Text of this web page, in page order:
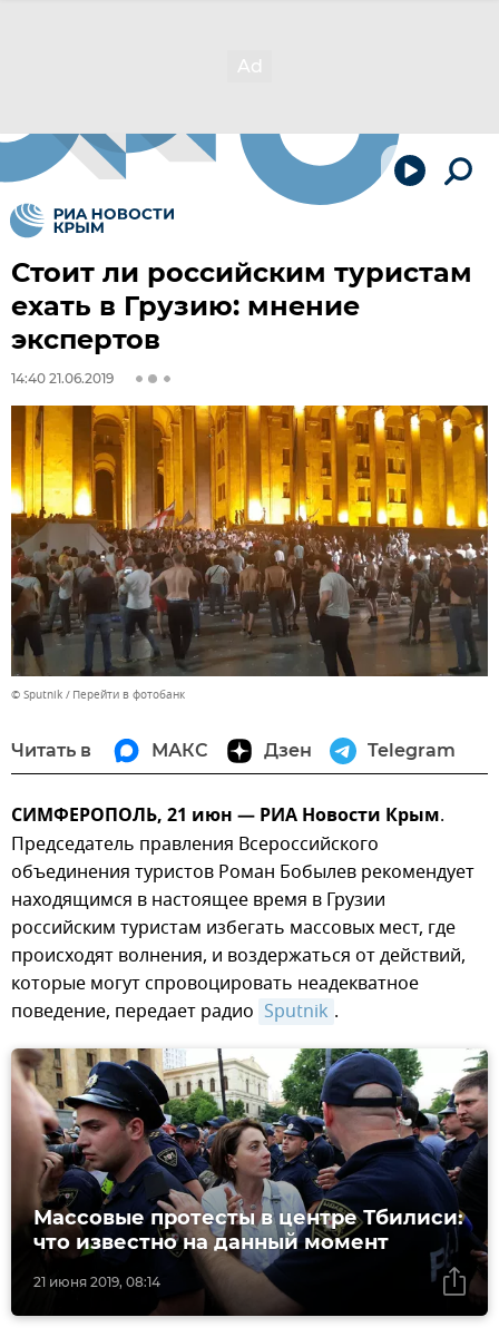
Стоит ли российским туристам
ехать в Грузию: мнение
экспертов
14:40 21.06.2019
© Sputnik Перейти в фотобанк
Читать в МАКС Дзен Telegram
СИМФЕРОПОЛЬ, 21 июн — РИА Новости Крым.
Председатель правления Всероссийского
объединения туристов Роман Бобылев рекомендует
находящимся в настоящее время в Грузии
российским туристам избегать массовых мест, где
происходят волнения, и воздержаться от действий,
которые могут спровоцировать неадекватное
поведение, передает радио Sputnik .
21 июня 2019, 08:14
Массовые протесты в центре Тбилиси:
что известно на данный момент